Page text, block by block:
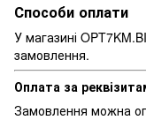
Способи оплати
У магазині
замовлення.
Оплата за
Замовлення можна